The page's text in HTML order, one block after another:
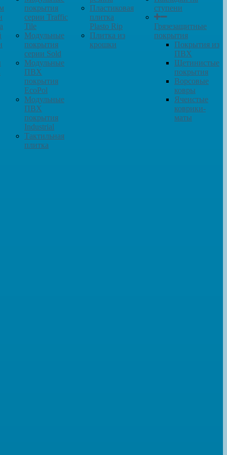
покрытия
серии Traffic
Tile
Модульные
покрытия
серии Sold
Модульные
ПВХ
покрытия
EcoPol
Модульные
ПВХ
покрытия
Industrial
Тактильная
плитка
Пластиковая
плитка
Plasto Rip
Плитка из
крошки
ступени
Грязезащитные
покрытия
Покрытия из
ПВХ
Щетинистые
покрытия
Ворсовые
ковры
Ячеистые
коврики-
маты